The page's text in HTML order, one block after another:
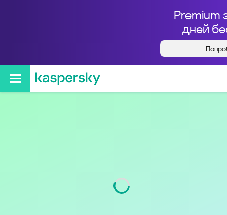
Premium
дней
Кто звонил с номера
+74997025545